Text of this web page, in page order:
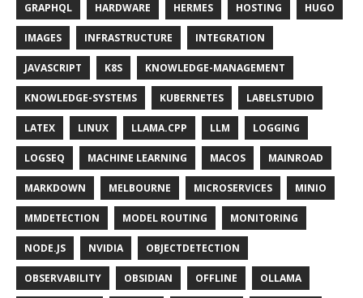
GRAPHQL HARDWARE HERMES HOSTING HUGO
IMAGES INFRASTRUCTURE INTEGRATION
JAVASCRIPT K8S KNOWLEDGE-MANAGEMENT
KNOWLEDGE-SYSTEMS KUBERNETES LABELSTUDIO
LATEX LINUX LLAMA.CPP LLM LOGGING
LOGSEQ MACHINE LEARNING MACOS MAINROAD
MARKDOWN MELBOURNE MICROSERVICES MINIO
MMDETECTION MODEL ROUTING MONITORING
NODE.JS NVIDIA OBJECTDETECTION
OBSERVABILITY OBSIDIAN OFFLINE OLLAMA